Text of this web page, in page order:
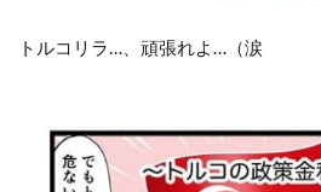
トルコリラ…、頑張れよ…（涙